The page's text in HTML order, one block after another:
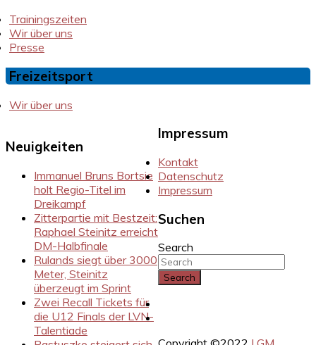
Trainingszeiten
Wir über uns
Presse
Freizeitsport
Wir über uns
Neuigkeiten
Immanuel Bruns Bortsie
holt Regio-Titel im
Dreikampf
Zitterpartie mit Bestzeit:
Raphael Steinitz erreicht
DM-Halbfinale
Rulands siegt über 3000
Meter, Steinitz
überzeugt im Sprint
Zwei Recall Tickets für
die U12 Finals der LVN-
Talentiade
Impressum
Kontakt
Datenschutz
Impressum
Suchen
Search